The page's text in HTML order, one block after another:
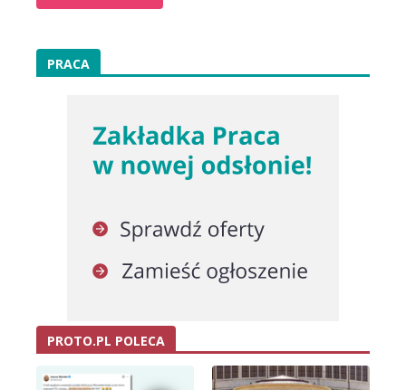
PRACA
PROTO.PL POLECA